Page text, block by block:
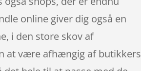
online giver dig også en
i den store skov af
at være afhængig af butikkers